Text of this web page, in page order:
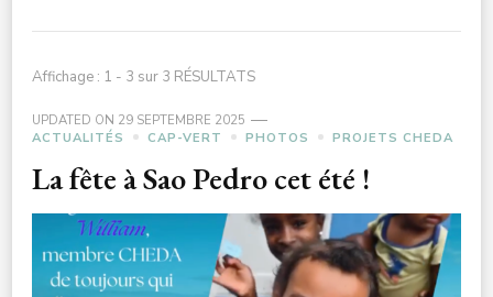
Affichage : 1 - 3 sur 3 RÉSULTATS
UPDATED ON 29 SEPTEMBRE 2025
ACTUALITÉS
CAP-VERT PHOTOS PROJETS CHEDA
La fête à Sao Pedro cet été !